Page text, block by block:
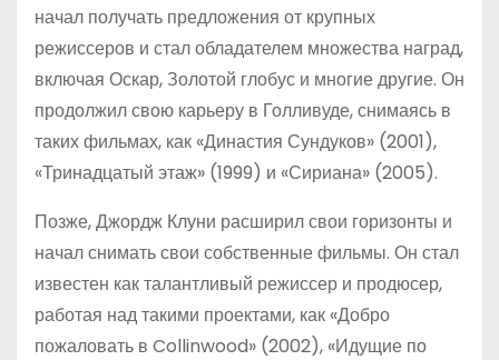
начал получать предложения от крупных
режиссеров и стал обладателем множества наград,
включая Оскар, Золотой глобус и многие другие. Он
продолжил свою карьеру в Голливуде, снимаясь в
таких фильмах, как «Династия Сундуков» (2001),
«Тринадцатый этаж» (1999) и «Сириана» (2005).
Позже, Джордж Клуни расширил свои горизонты и
начал снимать свои собственные фильмы. Он стал
известен как талантливый режиссер и продюсер,
работая над такими проектами, как «Добро
пожаловать в Collinwood» (2002), «Идущие по